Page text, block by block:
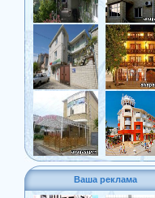
Ваша реклама